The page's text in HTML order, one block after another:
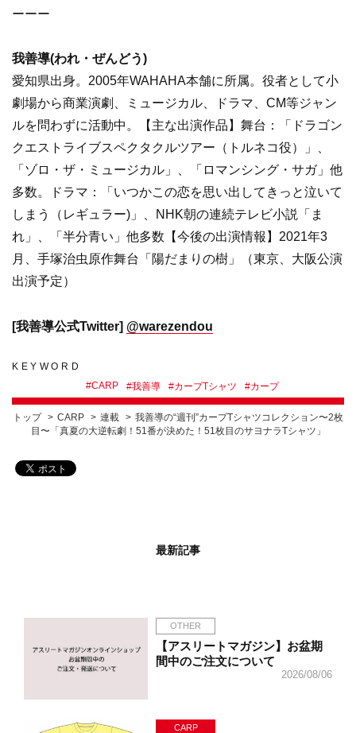
ーーー
我善導(われ・ぜんどう)
愛知県出身。2005年WAHAHA本舗に所属。役者として小
劇場から商業演劇、ミュージカル、ドラマ、CM等ジャン
ルを問わずに活動中。【主な出演作品】舞台：「ドラゴン
クエストライブスペクタクルツアー（トルネコ役）」、
「ゾロ・ザ・ミュージカル」、「ロマンシング・サガ」他
多数。ドラマ：「いつかこの恋を思い出してきっと泣いて
しまう（レギュラー)」、NHK朝の連続テレビ小説「ま
れ」、「半分青い」他多数【今後の出演情報】2021年3
月、手塚治虫原作舞台「陽だまりの樹」（東京、大阪公演
出演予定）
[我善導公式Twitter] @warezendou
KEYWORD
#CARP #我善導 #カープTシャツ #カープ
トップ CARP 連載
我善導の“週刊”カープTシャツコレクション〜2枚
目〜「真夏の大逆転劇！51番が決めた！51枚目のサヨナラTシャツ」
最新記事
OTHER
【アスリートマガジン】お盆期
間中のご注文について
2026/08/06
CARP